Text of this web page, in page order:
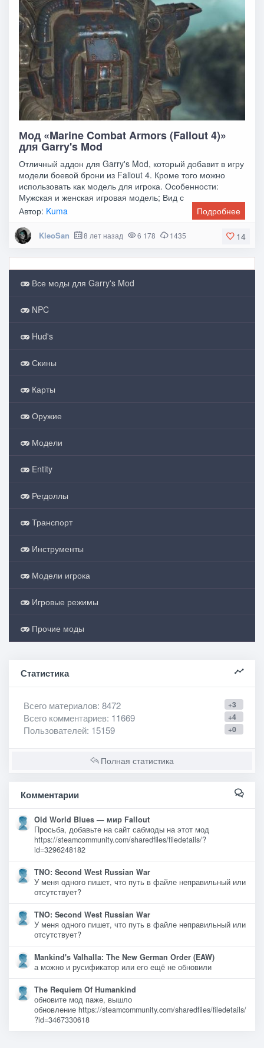
Мод «Marine Combat Armors (Fallout 4)»
для Garry's Mod
Отличный аддон для Garry's Mod, который добавит в игру
модели боевой брони из Fallout 4. Кроме того можно
использовать как модель для игрока. Особенности:
Мужская и женская игровая модель; Вид с
Автор: Kuma Подробнее
14
KleoSan 8 лет назад 6 178 1435
Все моды для Garry's Mod
NPC
Hud's
Скины
Карты
Оружие
Модели
Entity
Регдоллы
Транспорт
Инструменты
Модели игрока
Игровые режимы
Прочие моды
Статистика
+3
Всего материалов: 8472
+4
Всего комментариев: 11669
+0
Пользователей: 15159
Полная статистика
Комментарии
Old World Blues — мир Fallout
Просьба, добавьте на сайт сабмоды на этот мод
https://steamcommunity.com/sharedfiles/filedetails/?
id=3296248182
TNO: Second West Russian War
У меня одного пишет, что путь в файле неправильный или
отсутствует?
TNO: Second West Russian War
У меня одного пишет, что путь в файле неправильный или
отсутствует?
Mankind's Valhalla: The New German Order (EAW)
а можно и русификатор или его ещё не обновили
The Requiem Of Humankind
обновите мод паже, вышло
обновление https://steamcommunity.com/sharedfiles/filedetails/
?id=3467330618